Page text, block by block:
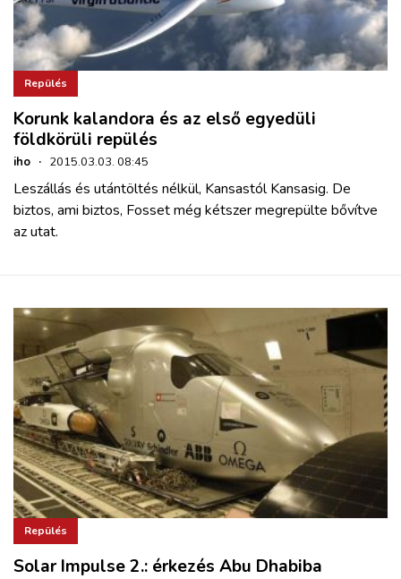
Repülés
Korunk kalandora és az első egyedüli
földkörüli repülés
iho · 2015.03.03. 08:45
Leszállás és utántöltés nélkül, Kansastól Kansasig. De
biztos, ami biztos, Fosset még kétszer megrepülte bővítve
az utat.
Repülés
Solar Impulse 2.: érkezés Abu Dhabiba